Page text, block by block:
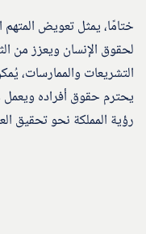
ختامًا، يمثل تعويض
لحقوق الإنسان ويعزز من
التشريعات والممارسات،
يحترم حقوق أفراده ويعمل
رؤية المملكة نحو تحقيق